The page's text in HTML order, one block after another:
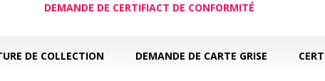
DEMANDE DE CERTIFIACT DE CONFORMITÉ
DE COLLECTION DEMANDE DE CARTE GRISE